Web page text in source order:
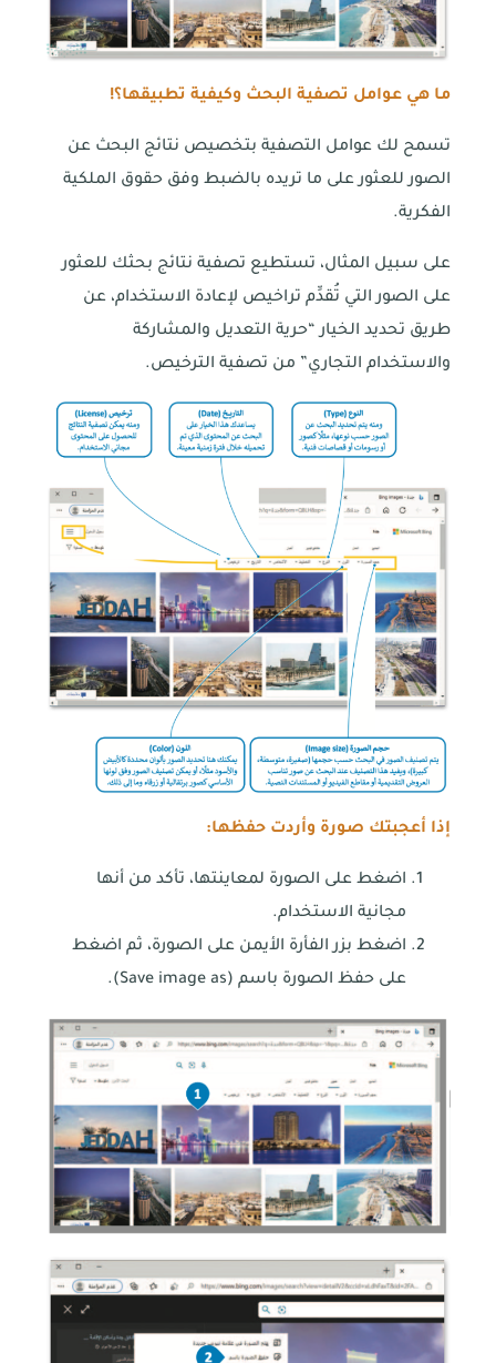
ما هي عوامل تصفية البحث وكيفية تطبيقها؟!
تسمح لك عوامل التصفية بتخصيص نتائج البحث عن
الصور للعثور على ما تريده بالضبط وفق حقوق الملكية
الفكرية.
على سبيل المثال، تستطيع تصفية نتائج بحثك للعثور
على الصور التي تُقدِّم تراخيص لإعادة الاستخدام، عن
طريق تحديد الخيار “حرية التعديل والمشاركة
والاستخدام التجاري” من تصفية الترخيص.
إذا أعجبتك صورة وأردت حفظها:
اضغط على الصورة لمعاينتها، تأكد من أنها
مجانية الاستخدام.
اضغط بزر الفأرة الأيمن على الصورة، ثم اضغط
على حفظ الصورة باسم (Save image as).